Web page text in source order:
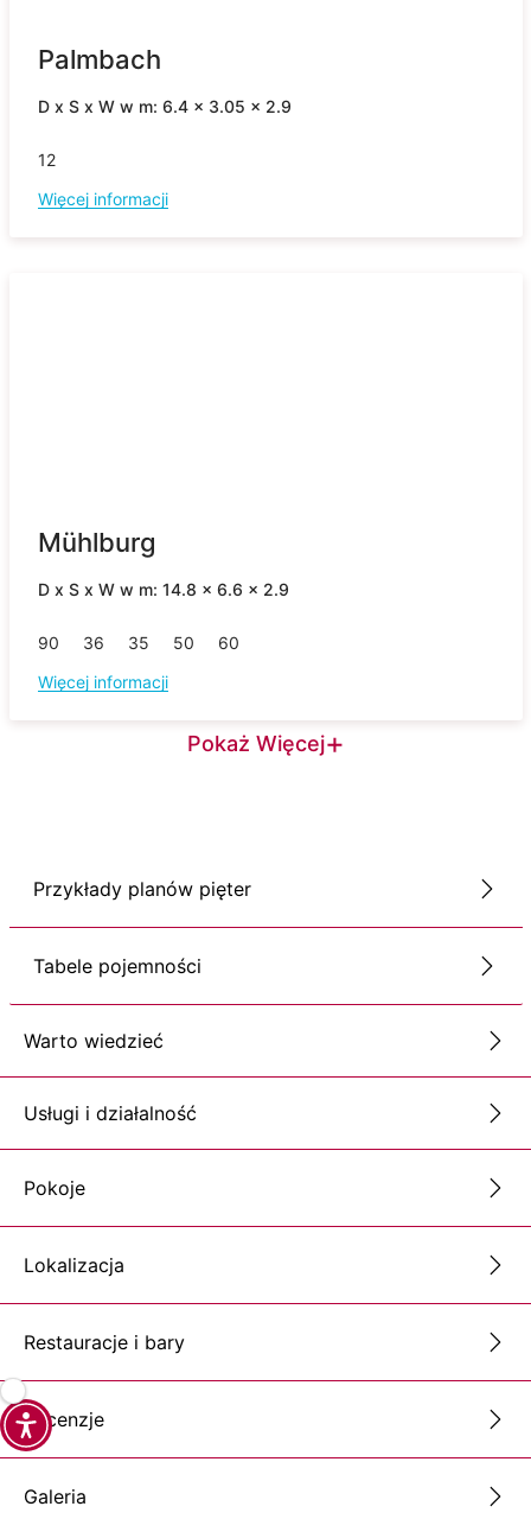
Palmbach
D x S x W w m: 6.4 x 3.05 x 2.9
12
Więcej informacji
Mühlburg
D x S x W w m: 14.8 x 6.6 x 2.9
90 36 35 50
60
Więcej informacji
Pokaż Więcej+
Przykłady planów pięter
Tabele pojemności
Warto wiedzieć
Usługi i działalność
Pokoje
Lokalizacja
Restauracje i bary
Recenzje
Galeria